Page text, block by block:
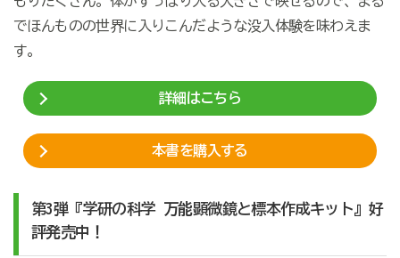
でほんものの世界に入りこんだような没入体験を味わえま
す。
詳細はこちら
本書を購入する
第3弾『学研の科学 万能顕微鏡と標本作成キット』好
評発売中！